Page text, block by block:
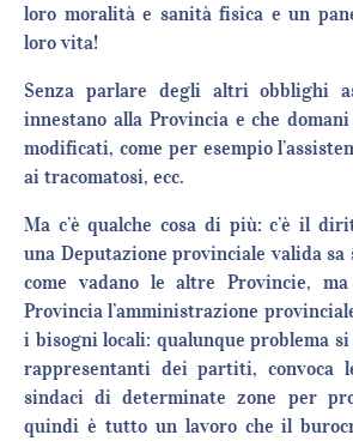
loro moralità e sanità fisica e un
loro vita!
Senza parlare degli altri obblighi
innestano alla Provincia e che
modificati, come per esempio
ai tracomatosi, ecc.
Ma c’è qualche cosa di più: c’è il
una Deputazione provinciale valida
come vadano le altre Provincie,
Provincia l’amministrazione
i bisogni locali: qualunque problema
rappresentanti dei partiti, convoca
sindaci di determinate zone per
quindi è tutto un lavoro che il